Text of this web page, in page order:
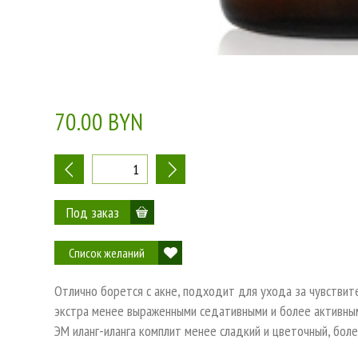
70.00 BYN
- +
Список желаний
Отлично борется с акне, подходит для ухода за
экстра менее выраженными седативными и более
ЭМ иланг-иланга комплит менее сладкий и цветочный,